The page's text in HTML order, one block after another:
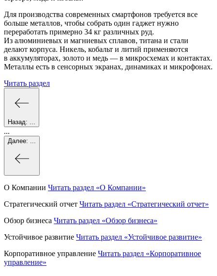
Для производства современных смартфонов требуется все
больше металлов, чтобы собрать один гаджет нужно
переработать примерно 34 кг различных руд.
Из алюминиевых и магниевых сплавов, титана и стали
делают корпуса. Никель, кобальт и литий применяются
в аккумуляторах, золото и медь — в микросхемах и контактах.
Металлы есть в сенсорных экранах, динамиках и микрофонах.
Читать раздел
Назад:
...
Далее:
О Компании Читать раздел «О Компании»
Стратегический отчет Читать раздел «Стратегический отчет»
Обзор бизнеса Читать раздел «Обзор бизнеса»
Устойчивое развитие Читать раздел «Устойчивое развитие»
Корпоративное управление Читать раздел «Корпоративное
управление»